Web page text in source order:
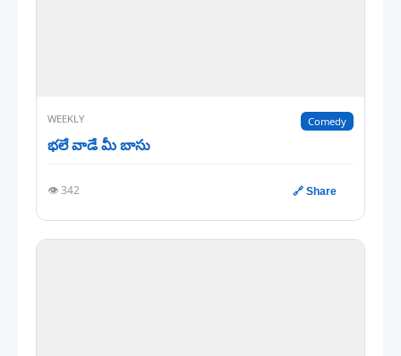
WEEKLY Comedy
భలే వాడే మీ బాసు
👁️ 342 🔗 Share